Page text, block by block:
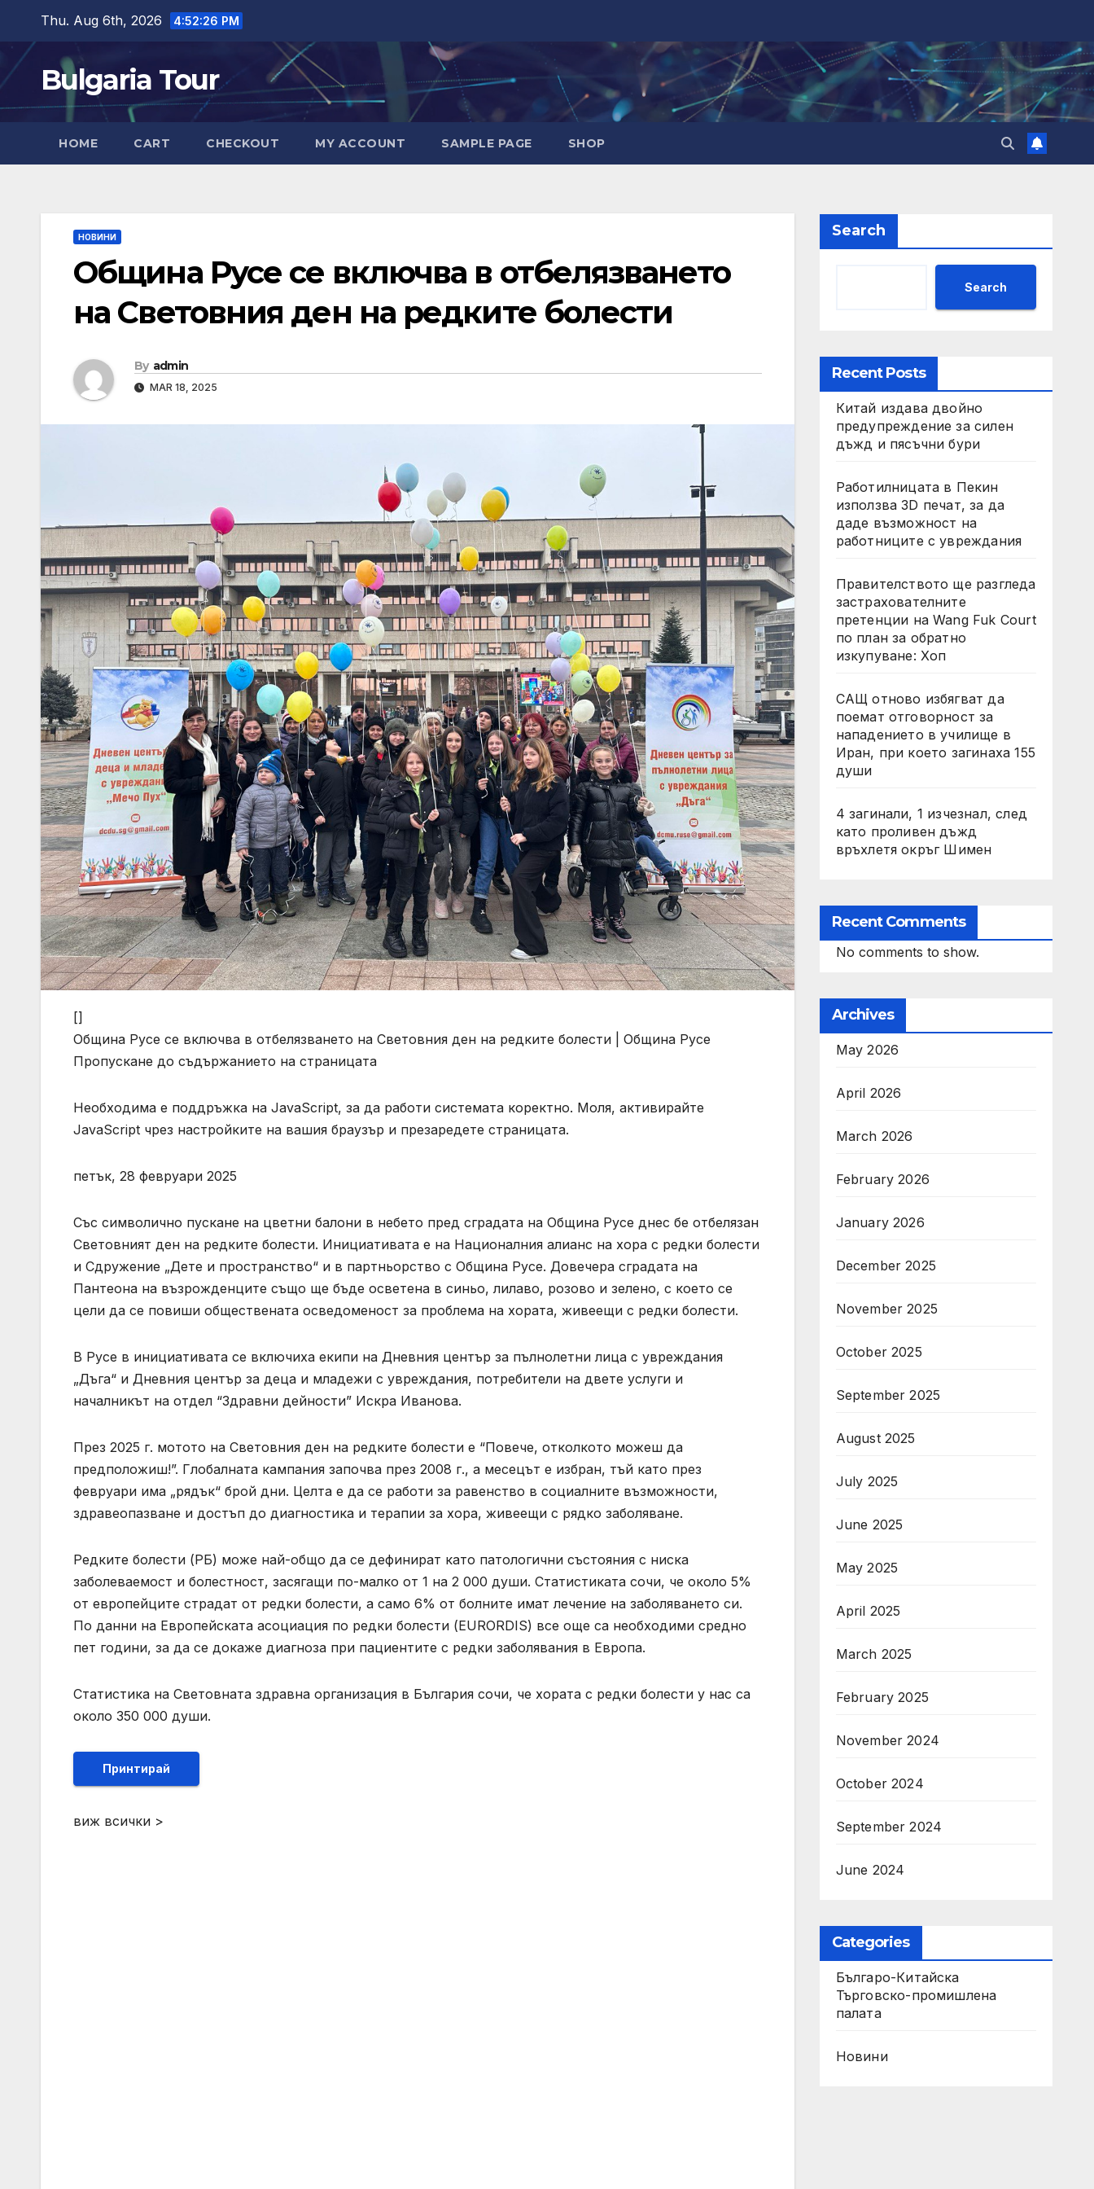
content
Thu. Aug 6th, 2026 4:52:27 PM
Bulgaria Tour
HOME CART CHECKOUT MY ACCOUNT SAMPLE PAGE SHOP
НОВИНИ
Община Русе се включва в отбелязването
на Световния ден на редките болести
By admin
MAR 18, 2025
[]
Община Русе се включва в отбелязването на Световния ден на редките болести | Община Русе
Пропускане до съдържанието на страницата
Необходима е поддръжка на JavaScript, за да работи системата коректно. Моля, активирайте
JavaScript чрез настройките на вашия браузър и презаредете страницата.
петък, 28 февруари 2025
Със символично пускане на цветни балони в небето пред сградата на Община Русе днес бе отбелязан
Световният ден на редките болести. Инициативата е на Националния алианс на хора с редки болести
и Сдружение „Дете и пространство“ и в партньорство с Община Русе. Довечера сградата на
Пантеона на възрожденците също ще бъде осветена в синьо, лилаво, розово и зелено, с което се
цели да се повиши обществената осведоменост за проблема на хората, живеещи с редки болести.
В Русе в инициативата се включиха екипи на Дневния център за пълнолетни лица с увреждания
„Дъга“ и Дневния център за деца и младежи с увреждания, потребители на двете услуги и
началникът на отдел “Здравни дейности” Искра Иванова.
През 2025 г. мотото на Световния ден на редките болести е “Повече, отколкото можеш да
предположиш!”. Глобалната кампания започва през 2008 г., а месецът е избран, тъй като през
февруари има „рядък“ брой дни. Целта е да се работи за равенство в социалните възможности,
здравеопазване и достъп до диагностика и терапии за хора, живеещи с рядко заболяване.
Редките болести (РБ) може най-общо да се дефинират като патологични състояния с ниска
заболеваемост и болестност, засягащи по-малко от 1 на 2 000 души. Статистиката сочи, че около 5%
от европейците страдат от редки болести, а само 6% от болните имат лечение на заболяването си.
По данни на Eвропейската асоциация по редки болести (EURORDIS) все още са необходими средно
пет години, за да се докаже диагноза при пациентите с редки заболявания в Европа.
Статистика на Световната здравна организация в България сочи, че хората с редки болести у нас са
около 350 000 души.
Принтирай
виж всички >
Search
Search
Recent Posts
Китай издава двойно
предупреждение за силен
дъжд и пясъчни бури
Работилницата в Пекин
използва 3D печат, за да
даде възможност на
работниците с увреждания
Правителството ще разгледа
застрахователните
претенции на Wang Fuk Court
по план за обратно
изкупуване: Хоп
САЩ отново избягват да
поемат отговорност за
нападението в училище в
Иран, при което загинаха 155
души
4 загинали, 1 изчезнал, след
като проливен дъжд
връхлетя окръг Шимен
Recent Comments
No comments to show.
Archives
May 2026
April 2026
March 2026
February 2026
January 2026
December 2025
November 2025
October 2025
September 2025
August 2025
July 2025
June 2025
May 2025
April 2025
March 2025
February 2025
November 2024
October 2024
September 2024
June 2024
Categories
Българо-Китайска
Търговско-промишлена
палaта
Новини